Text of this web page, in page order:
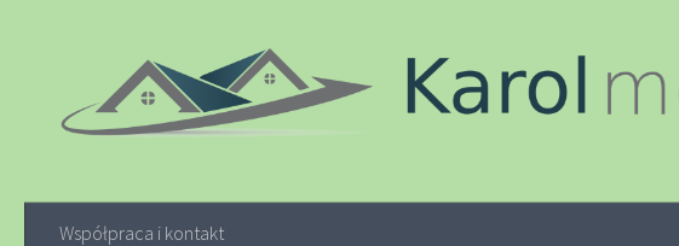
Współpraca i kontakt